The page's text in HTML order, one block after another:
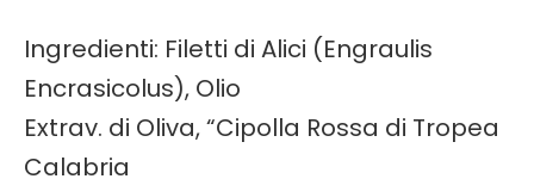
Ingredienti: Filetti di Alici (Engraulis
Encrasicolus), Olio
Extrav. di Oliva, “Cipolla Rossa di Tropea
Calabria